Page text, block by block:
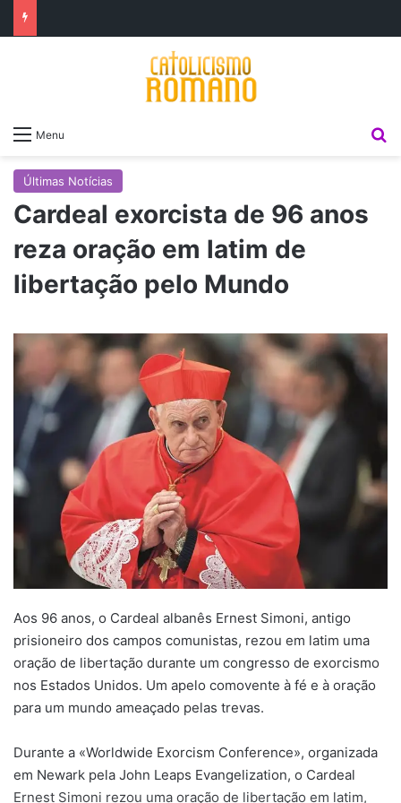
Menu
Últimas Notícias
Cardeal exorcista de 96 anos
reza oração em latim de
libertação pelo Mundo
Aos 96 anos, o Cardeal albanês Ernest Simoni, antigo
prisioneiro dos campos comunistas, rezou em latim uma
oração de libertação durante um congresso de exorcismo
nos Estados Unidos. Um apelo comovente à fé e à oração
para um mundo ameaçado pelas trevas.
Durante a «Worldwide Exorcism Conference», organizada
em Newark pela John Leaps Evangelization, o Cardeal
Ernest Simoni rezou uma oração de libertação em latim,